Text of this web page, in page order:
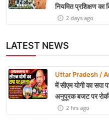
नियमित प्रशिक्षण का
2 days ago
LATEST NEWS
Uttar Pradesh /
में सीएम योगी का सपा
अनुपूरक बजट पर रोकी
2 hrs ago